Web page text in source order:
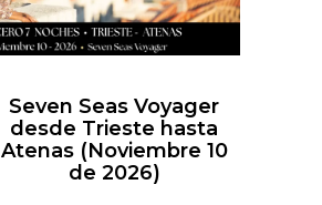
Seven Seas Voyager
desde Trieste hasta
Atenas (Noviembre 10
de 2026)